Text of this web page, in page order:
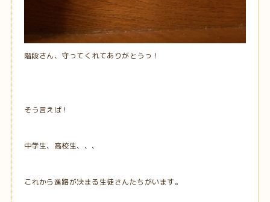
階段さん、守ってくれてありがとうっ！
そう言えば！
中学生、高校生、、、
これから進路が決まる生徒さんたちがいます。